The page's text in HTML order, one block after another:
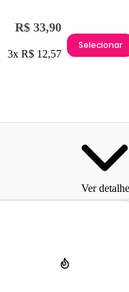
R$ 33,90
3x R$ 12,57
Selecionar
Ver